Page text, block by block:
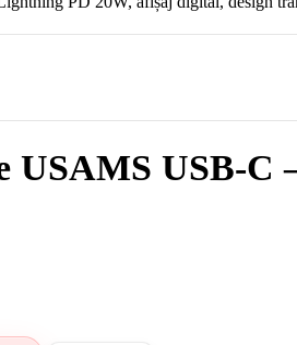
USAMS USB-